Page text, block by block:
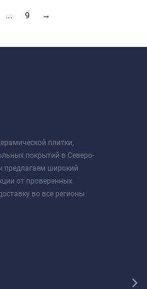
... 9 →
плитки,
покрытий в Северо-
предлагаем широкий
от проверенных
во все регионы